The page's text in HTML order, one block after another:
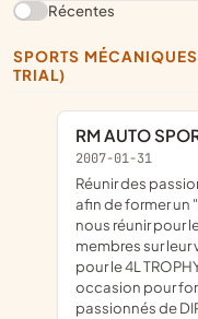
Récentes
SPORTS MÉCANIQUES (SPORT AUTOMOBILE, MOTO,
TRIAL)
RM AUTO
2007-01-31
Réunir des passionnés de voiture ancienne ou récente
afin de former un
nous réunir pour
membres sur
pour le 4L
occasion pour
passionnés de